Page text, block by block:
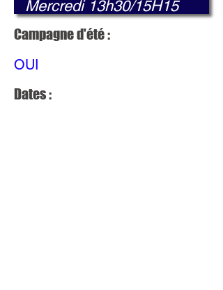
Campagne d'été :
Dates :
OUI